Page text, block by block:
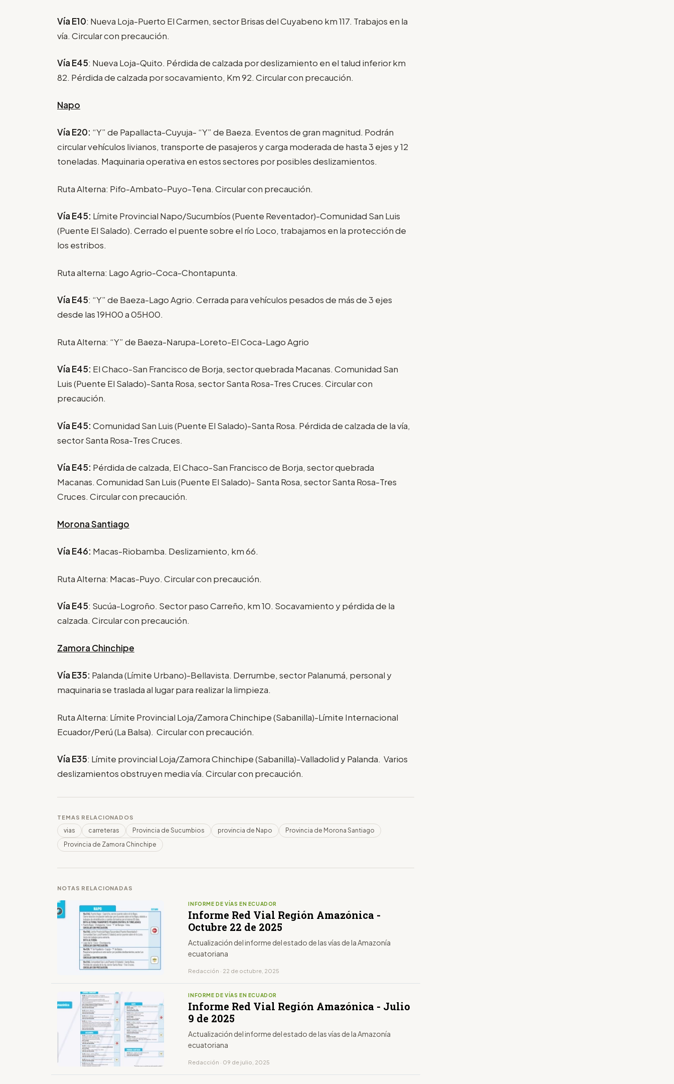
Vía E10: Nueva Loja-Puerto El Carmen, sector Brisas del Cuyabeno km 117. Trabajos en la
vía. Circular con precaución.
Vía E45: Nueva Loja-Quito. Pérdida de calzada por deslizamiento en el talud inferior km
82. Pérdida de calzada por socavamiento, Km 92. Circular con precaución.
Napo
Vía E20: “Y” de Papallacta-Cuyuja- “Y” de Baeza. Eventos de gran magnitud. Podrán
circular vehículos livianos, transporte de pasajeros y carga moderada de hasta 3 ejes y 12
toneladas. Maquinaria operativa en estos sectores por posibles deslizamientos.
Ruta Alterna: Pifo-Ambato-Puyo-Tena. Circular con precaución.
Vía E45: Límite Provincial Napo/Sucumbíos (Puente Reventador)-Comunidad San Luis
(Puente El Salado). Cerrado el puente sobre el río Loco, trabajamos en la protección de
los estribos.
Ruta alterna: Lago Agrio-Coca-Chontapunta.
Vía E45: “Y” de Baeza-Lago Agrio. Cerrada para vehículos pesados de más de 3 ejes
desde las 19H00 a 05H00.
Ruta Alterna: “Y” de Baeza-Narupa-Loreto-El Coca-Lago Agrio
Vía E45: El Chaco-San Francisco de Borja, sector quebrada Macanas. Comunidad San
Luis (Puente El Salado)-Santa Rosa, sector Santa Rosa-Tres Cruces. Circular con
precaución.
Vía E45: Comunidad San Luis (Puente El Salado)-Santa Rosa. Pérdida de calzada de la vía,
sector Santa Rosa-Tres Cruces.
Vía E45: Pérdida de calzada, El Chaco-San Francisco de Borja, sector quebrada
Macanas. Comunidad San Luis (Puente El Salado)- Santa Rosa, sector Santa Rosa-Tres
Cruces. Circular con precaución.
Morona Santiago
Vía E46: Macas-Riobamba. Deslizamiento, km 66.
Ruta Alterna: Macas-Puyo. Circular con precaución.
Vía E45: Sucúa-Logroño. Sector paso Carreño, km 10. Socavamiento y pérdida de la
calzada. Circular con precaución.
Zamora Chinchipe
Vía E35: Palanda (Límite Urbano)-Bellavista. Derrumbe, sector Palanumá, personal y
maquinaria se traslada al lugar para realizar la limpieza.
Ruta Alterna: Límite Provincial Loja/Zamora Chinchipe (Sabanilla)-Límite Internacional
Ecuador/Perú (La Balsa). Circular con precaución.
Vía E35: Límite provincial Loja/Zamora Chinchipe (Sabanilla)-Valladolid y Palanda. Varios
deslizamientos obstruyen media vía. Circular con precaución.
TEMAS RELACIONADOS
vias carreteras Provincia de Sucumbios provincia de Napo
Provincia de Morona Santiago
Provincia de Zamora Chinchipe
NOTAS RELACIONADAS
INFORME DE VÍAS EN ECUADOR
Informe Red Vial Región Amazónica -
Octubre 22 de 2025
Actualización del informe del estado de las vías de la Amazonía
ecuatoriana
Redacción · 22 de octubre, 2025
INFORME DE VÍAS EN ECUADOR
Informe Red Vial Región Amazónica - Julio
9 de 2025
Actualización del informe del estado de las vías de la Amazonía
ecuatoriana
Redacción · 09 de julio, 2025